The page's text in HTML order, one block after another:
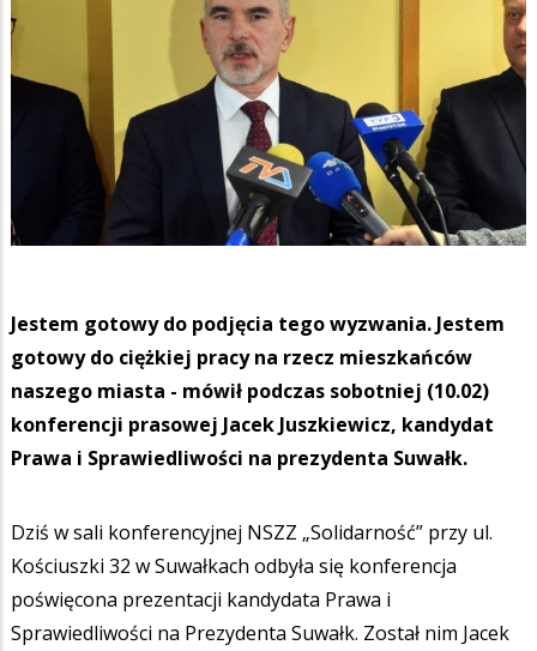
Jestem gotowy do podjęcia tego wyzwania. Jestem
gotowy do ciężkiej pracy na rzecz mieszkańców
naszego miasta - mówił podczas sobotniej (10.02)
konferencji prasowej Jacek Juszkiewicz, kandydat
Prawa i Sprawiedliwości na prezydenta Suwałk.
Dziś w sali konferencyjnej NSZZ „Solidarność” przy ul.
Kościuszki 32 w Suwałkach odbyła się konferencja
poświęcona prezentacji kandydata Prawa i
Sprawiedliwości na Prezydenta Suwałk. Został nim Jacek